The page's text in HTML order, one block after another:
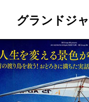
グランドジ